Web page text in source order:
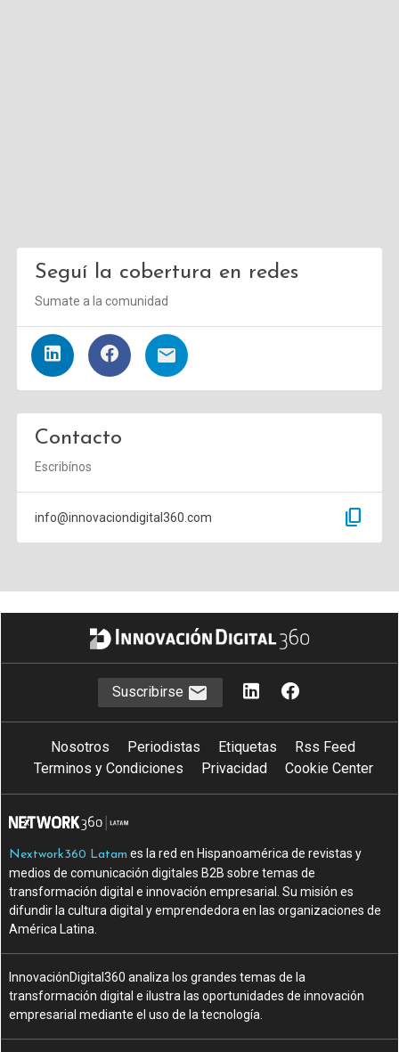
Seguí la cobertura en redes
Sumate a la comunidad
Contacto
Escribínos
info@innovaciondigital360.com content_copy
Suscribirse
Nosotros Periodistas Etiquetas
Rss Feed
Terminos y Condiciones
Privacidad Cookie Center
Nextwork360 Latam es la red en Hispanoamérica de revistas y
medios de comunicación digitales B2B sobre temas de
transformación digital e innovación empresarial. Su misión es
difundir la cultura digital y emprendedora en las organizaciones de
América Latina.
InnovaciónDigital360 analiza los grandes temas de la
transformación digital e ilustra las oportunidades de innovación
empresarial mediante el uso de la tecnología.